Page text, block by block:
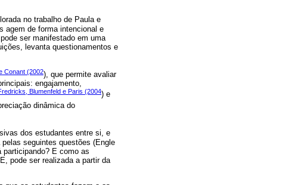
no trabalho de Paula e
agem de forma intencional e
ser manifestado em uma
levanta questionamentos e
Conant (2002), que permite avaliar
engajamento,
Blumenfeld e Paris (2004) e
dinâmica do
dos estudantes entre si, e
seguintes questões (Engle
E como as
pode ser realizada a partir da